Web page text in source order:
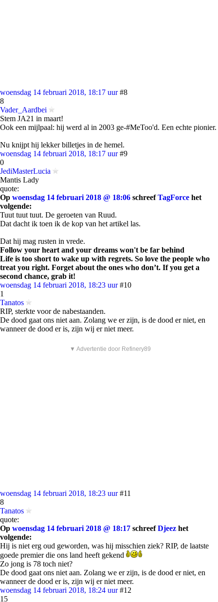
woensdag 14 februari 2018, 18:17 uur #8
8
Vader_Aardbei
Stem JA21 in maart!
Ook een mijlpaal: hij werd al in 2003 ge-#MeToo'd. Een echte pionier.
Nu knijpt hij lekker billetjes in de hemel.
woensdag 14 februari 2018, 18:17 uur #9
0
JediMasterLucia
Mantis Lady
quote:
Op woensdag 14 februari 2018 @ 18:06 schreefTagForce het
volgende:
Tuut tuut tuut. De geroeten van Ruud.
Dat dacht ik toen ik de kop van het artikel las.
Dat hij mag rusten in vrede.
Follow your heart and your dreams won't be far behind
Life is too short to wake up with regrets. So love the people who
treat you right. Forget about the ones who don’t. If you get a
second chance, grab it!
woensdag 14 februari 2018, 18:23 uur #10
1
Tanatos
RIP, sterkte voor de nabestaanden.
De dood gaat ons niet aan. Zolang we er zijn, is de dood er niet, en
wanneer de dood er is, zijn wij er niet meer.
▼ Advertentie door Refinery89
woensdag 14 februari 2018, 18:23 uur #11
8
Tanatos
quote:
Op woensdag 14 februari 2018 @ 18:17 schreefDjeez het
volgende:
Hij is niet erg oud geworden, was hij misschien ziek? RIP, de laatste
goede premier die ons land heeft gekend
Zo jong is 78 toch niet?
De dood gaat ons niet aan. Zolang we er zijn, is de dood er niet, en
wanneer de dood er is, zijn wij er niet meer.
woensdag 14 februari 2018, 18:24 uur #12
15